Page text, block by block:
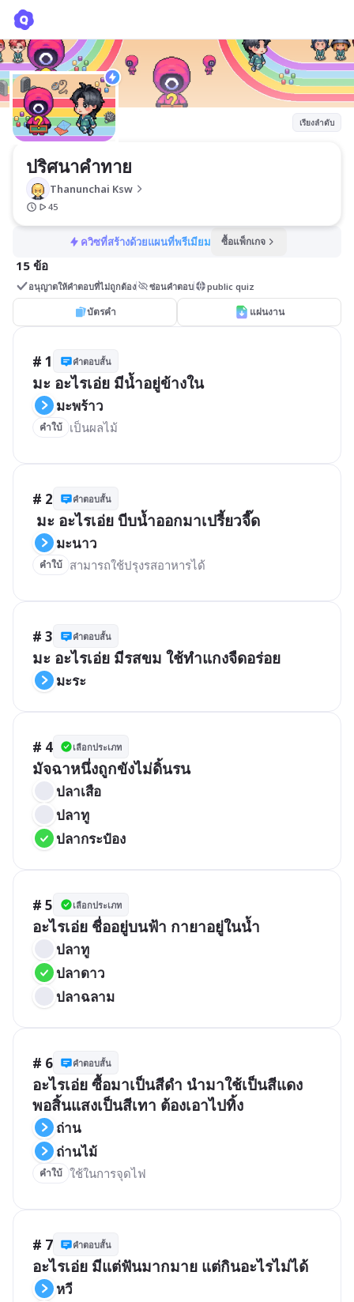
เรียงลำดับ
ปริศนาคำทาย
Thanunchai Ksw
45
ควิซที่สร้างด้วยแผนที่พรีเมียม ซื้อแพ็กเกจ
15 ข้อ
อนุญาตให้คำตอบที่ไม่ถูกต้อง ซ่อนคำตอบ public quiz
บัตรคำ แผ่นงาน
# 1 คำตอบสั้น
มะ อะไรเอ่ย มีน้ำอยู่ข้างใน
มะพร้าว
คำใบ้ เป็นผลไม้
# 2 คำตอบสั้น
มะ อะไรเอ่ย บีบน้ำออกมาเปรี้ยวจี๊ด
มะนาว
คำใบ้ สามารถใช้ปรุงรสอาหารได้
# 3 คำตอบสั้น
มะ อะไรเอ่ย มีรสขม ใช้ทำแกงจืดอร่อย
มะระ
# 4 เลือกประเภท
มัจฉาหนึ่งถูกขังไม่ดิ้นรน
ปลาเสือ
ปลาทู
ปลากระป๋อง
# 5 เลือกประเภท
อะไรเอ่ย ชื่ออยู่บนฟ้า กายาอยู่ในน้ำ
ปลาทู
ปลาดาว
ปลาฉลาม
# 6 คำตอบสั้น
อะไรเอ่ย ซื้อมาเป็นสีดำ นำมาใช้เป็นสีแดง
พอสิ้นแสงเป็นสีเทา ต้องเอาไปทิ้ง
ถ่าน
ถ่านไม้
คำใบ้ ใช้ในการจุดไฟ
# 7 คำตอบสั้น
อะไรเอ่ย มีแต่ฟันมากมาย แต่กินอะไรไม่ได้
หวี